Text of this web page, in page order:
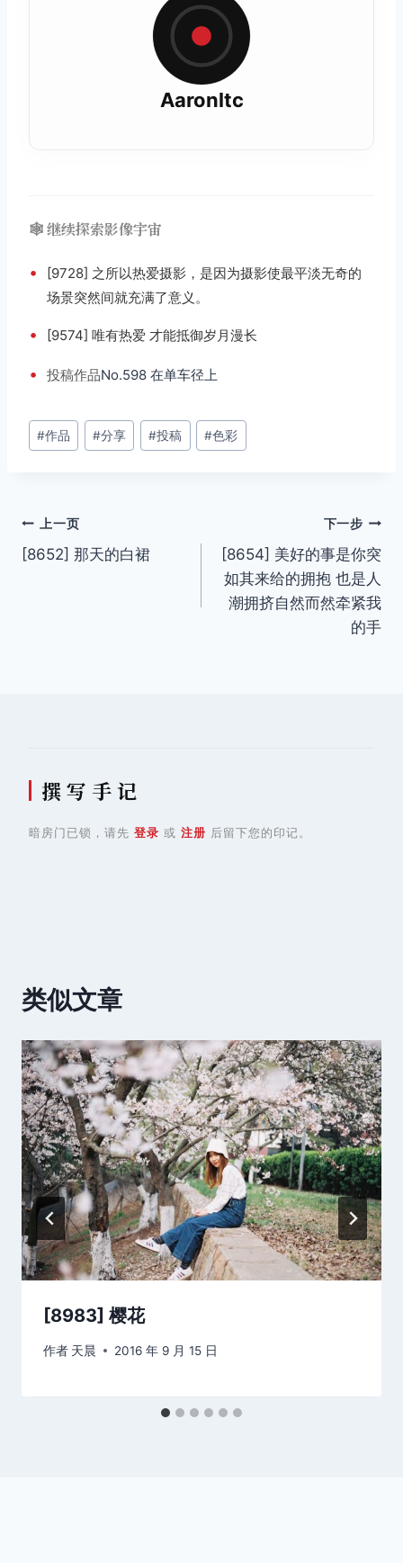
Aaronltc
🕸️ 继续探索影像宇宙
•
[9728] 之所以热爱摄影，是因为摄影使最平淡无奇的
场景突然间就充满了意义。
• [9574] 唯有热爱 才能抵御岁月漫长
• 投稿作品No.598 在单车径上
文
章
#作品 #分享 #投稿 #色彩
文
章
上一页
[8652] 那天的白裙
下一步
[8654] 美好的事是你突
如其来给的拥抱 也是人
潮拥挤自然而然牵紧我
的手
撰 写 手 记
暗房门已锁，请先 登录 或 注册 后留下您的印记。
类似文章
[8983] 樱花
作者 天晨 2016 年 9 月 15 日